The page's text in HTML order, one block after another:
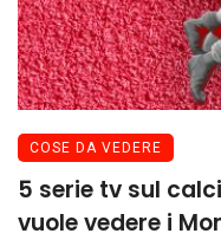
COSE DA VEDERE
5 serie tv sul
vuole vedere i